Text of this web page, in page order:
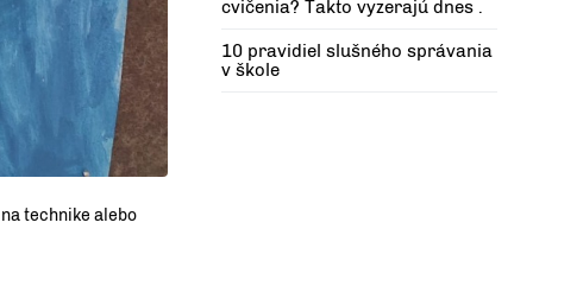
technike alebo
cvičenia? Takto vyzerajú dnes .
10 pravidiel slušného správania
v škole